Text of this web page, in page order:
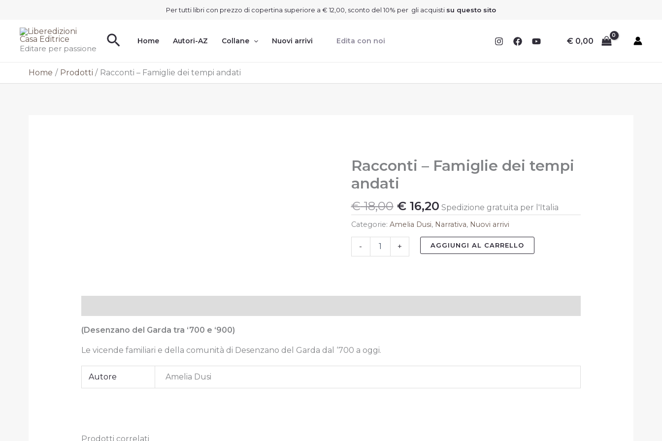
contenuto
Per tutti libri con prezzo di copertina superiore a € 12,00, sconto del 10% per gli acquisti su questo sito
Editare per passione CercaHome Autori-AZ Collane Nuovi arrivi Edita con noi € 0,00
Home Prodotti Racconti – Famiglie dei tempi andati
Racconti – Famiglie dei tempi
andati
€18,00
Il
prezzo
originale
era:
€ 18,00.
€16,20
Il
prezzo
€ 16,20.
Spedizione gratuita per l'Italia
Categorie: Amelia Dusi, Narrativa, Nuovi arrivi
-
Racconti
-
Famiglie
dei
tempi
andati
quantità
+ AGGIUNGI AL CARRELLO
(Desenzano del Garda tra ‘700 e ‘900)
Le vicende familiari e della comunità di Desenzano del Garda dal ‘700 a oggi.
Autore Amelia Dusi
Prodotti correlati